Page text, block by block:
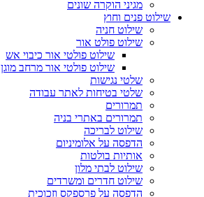
מגיני הוקרה שונים
שילוט פנים וחוץ
שילוט חניה
שילוט פולט אור
שילוט פולטי אור כיבוי אש
שילוט פולטי אור מרחב מוגן
שלטי נגישות
שלטי בטיחות לאתר עבודה
תמרורים
תמרורים באתרי בניה
שילוט לבריכה
הדפסה על אלומיניום
אותיות בולטות
שילוט לבתי מלון
שילוט חדרים ומשרדים
הדפסה על פרספקס וזכוכית